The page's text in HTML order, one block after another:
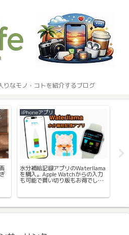
りなモノ・コトを紹介するブログ
iPhoneアプリ
水分補給記録アプリのWaterllama
を購入。Apple Watchからの入力
も可能で買い切り版もお得でし